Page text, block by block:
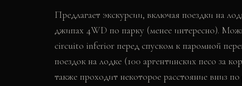
Предлагает экскурсии, включая поездки на
джипах 4WD по парку (менее интересно).
circuito inferior перед спуском к паромной
поездок на лодке (100 аргентинских песо за
также проходит некоторое расстояние вниз